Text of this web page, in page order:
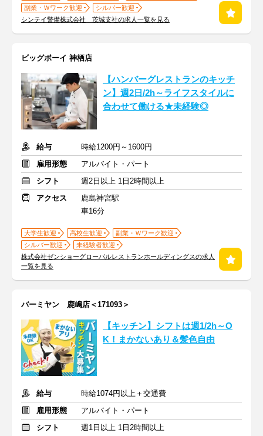
副業・Ｗワーク歓迎
シルバー歓迎
シンテイ警備株式会社 茨城支社の求人一覧を見る
ビッグボーイ 神栖店
【ハンバーグレストランのキッチ
ン】週2日/2h～ライフスタイルに
合わせて働ける★未経験◎
給与
時給1200円～1600円
雇用形態
アルバイト・パート
シフト
週2日以上 1日2時間以上
アクセス
鹿島神宮駅
車16分
大学生歓迎 高校生歓迎
副業・Ｗワーク歓迎
シルバー歓迎
未経験者歓迎
株式会社ゼンショーグローバルレストランホールディングスの求人
一覧を見る
バーミヤン 鹿嶋店＜171093＞
【キッチン】シフトは週1/2h～O
K！まかないあり＆髪色自由
給与
時給1074円以上＋交通費
雇用形態
アルバイト・パート
シフト
週1日以上 1日2時間以上